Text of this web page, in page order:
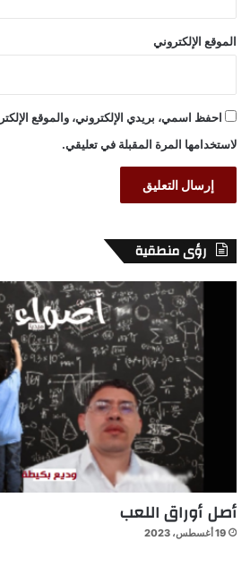
الموقع الإلكتروني
احفظ اسمي، بريدي الإلكتروني، والموقع
لاستخدامها المرة المقبلة في تعليقي.
رؤى منطقية
أصل أوراق اللعب
19 أغسطس، 2023